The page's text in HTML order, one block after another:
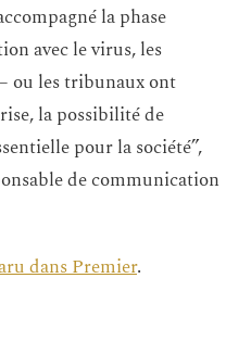
la phase
avec le virus, les
ou les tribunaux ont
la possibilité de
pour la société”,
de communication
dans Premier.